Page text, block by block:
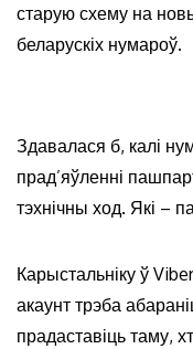
старую схему на
беларускіх нумароў.
Здавалася б, калі
прад’яўленні
тэхнічны ход. Які –
Карыстальніку ў
акаунт трэба
прадаставіць таму,